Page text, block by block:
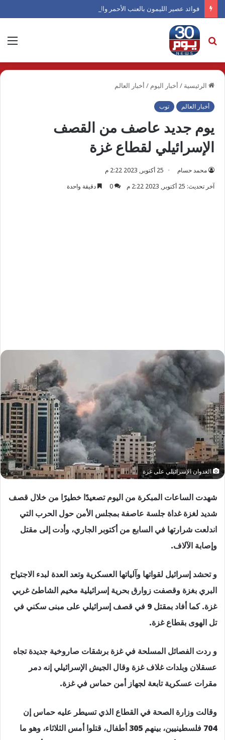
فوائد عصير الليمون بالعنب الأحمر والزنجبيل صيفًا
بحث
عن
الرئيسية / أخبار اليوم / أخبار العالم
أخبار العالم توب
يوم جديد عاصف من القصف
الإسرائيلي لقطاع غزة
محمد حسام
25 أكتوبر, 2023 2:22 م
آخر تحديث: 25 أكتوبر, 2023 2:22 م
0 دقيقة واحدة
العدوان الإسرائيلي على غزة
شهدت الساعات المبكرة من اليوم تصعيدًا خطيرًا من خلال قصف
شديد لغزة غداة جلسة عاصفة بمجلس الأمن حول الحرب التي
اندلعت شرارتها في السابع من أكتوبر الجاري، وأدت إلى مقتل
وإصابة الآلاف.
و تحشد إسرائيل لقواتها وآلياتها العسكرية وتعد العدة لبدء الاجتياح
البري بغزة وقصفت زوارق بحرية إسرائيلية مخيم الشاطئ غربي
غزة. كما أفاد بمقتل 9 في قصف إسرائيلي على مبنى سكني في
تل الهوى بقطاع غزة.
و ردت الفصائل المسلحة في غزة برشقات صاروخية جديدة تجاه
عسقلان وبلدات غلاف غزة وقال الجيش الإسرائيلي إنه دمر
مقرات عسكرية تابعة لجهاز أمن حماس في غزة.
وقالت وزارة الصحة في القطاع الذي تسيطر عليه حماس إن
704 فلسطينيين، بينهم 305 أطفال، قتلوا أمس الثلاثاء، وهو ما